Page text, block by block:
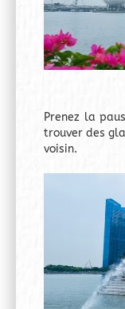
Prenez la
trouver des
voisin.